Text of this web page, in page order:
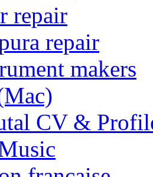
repair
repair
makers
CV &